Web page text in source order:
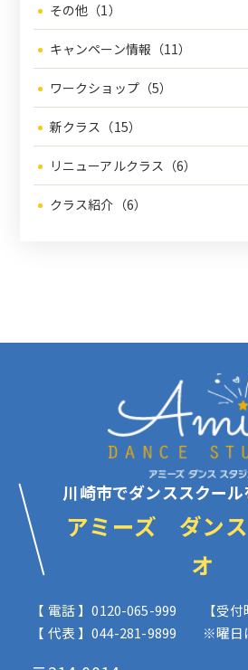
その他（1）
キャンペーン情報（11）
ワークショップ（5）
新クラス（15）
リニューアルクラス（6）
クラス紹介（6）
川崎市でダンススクー
アミーズ ダン
オ
【 電話 】0120-065-999
【 代表 】044-281-9899
【受
※曜日